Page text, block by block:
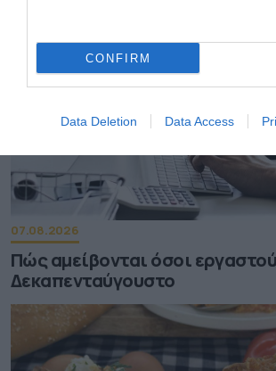
CONFIRM
Data Deletion Data Access
07.08.2026
Πώς αμείβονται όσοι
Δεκαπενταύγουστο